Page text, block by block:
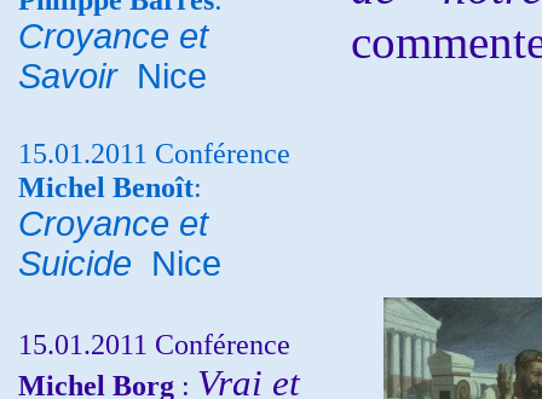
Croyance et
Savoir Nice
15.01.2011 Conférence
Michel Benoît:
Croyance et
Suicide Nice
15.01.2011 Conférence
Michel Borg : Vrai et